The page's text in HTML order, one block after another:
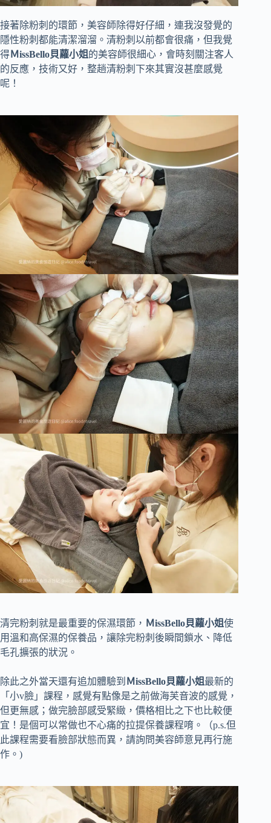
接著除粉刺的環節，美容師除得好仔細，連我沒發覺的
隱性粉刺都能清潔溜溜。清粉刺以前都會很痛，但我覺
得 ＭissBello貝蘿小姐 的美容師很細心，會時刻關注客人
的反應，技術又好，整趟清粉刺下來其實沒甚麼感覺
呢！
清完粉刺就是最重要的保濕環節， ＭissBello貝蘿小姐使
用溫和高保濕的保養品，讓除完粉刺後瞬間鎖水、降低
毛孔擴張的狀況。
除此之外當天還有追加體驗到 ＭissBello貝蘿小姐 最新的
「小v臉」課程，感覺有點像是之前做海芙音波的感覺，
但更無感；做完臉部感受緊緻，價格相比之下也比較便
宜！是個可以常做也不心痛的拉提保養課程唷。（p.s.但
此課程需要看臉部狀態而異，請詢問美容師意見再行施
作。)